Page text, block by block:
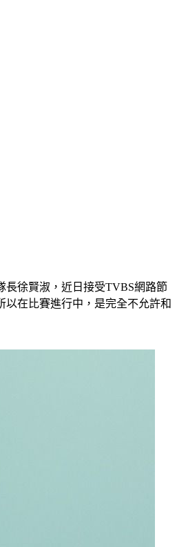
長徐賢淑，近日接受TVBS網路節
在比賽進行中，是完全不允許和